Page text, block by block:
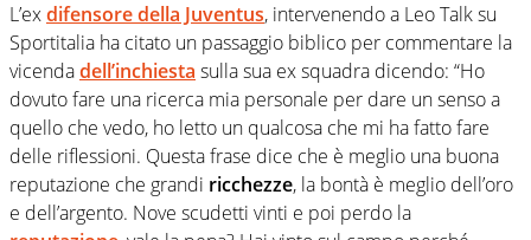
L’exdifensore della Juventus, intervenendo a Leo Talk su
Sportitalia ha citato un passaggio biblico per commentare la
vicendadell’inchiesta sulla sua ex squadra dicendo: “Ho
dovuto fare una ricerca mia personale per dare un senso a
quello che vedo, ho letto un qualcosa che mi ha fatto fare
delle riflessioni. Questa frase dice che è meglio una buona
reputazione che grandi ricchezze, la bontà è meglio dell’oro
e dell’argento. Nove scudetti vinti e poi perdo la